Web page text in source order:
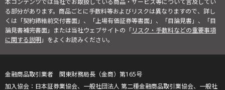
本コンテンツでは当社でお取扱している商品・サービス等について言及してい
る部分があります。商品ごとに手数料等およびリスクは異なりますので、詳し
くは「契約締結前交付書面」、「上場有価証券等書面」、「目論見書」、「目
論見書補完書面」または当社ウェブサイトの「リスク・手数料などの重要事項
に関する説明」をよくお読みください。
金融商品取引業者 関東財務局長（金商）第165号
日本証券業協会、一般社団法人 第二種金融商品取引業協会、一般社